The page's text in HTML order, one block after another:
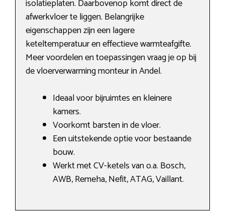
isolatieplaten. Daarbovenop komt direct de
afwerkvloer te liggen. Belangrijke
eigenschappen zijn een lagere
keteltemperatuur en effectieve warmteafgifte.
Meer voordelen en toepassingen vraag je op bij
de vloerverwarming monteur in Andel.
Ideaal voor bijruimtes en kleinere
kamers.
Voorkomt barsten in de vloer.
Een uitstekende optie voor bestaande
bouw.
Werkt met CV-ketels van o.a. Bosch,
AWB, Remeha, Nefit, ATAG, Vaillant.